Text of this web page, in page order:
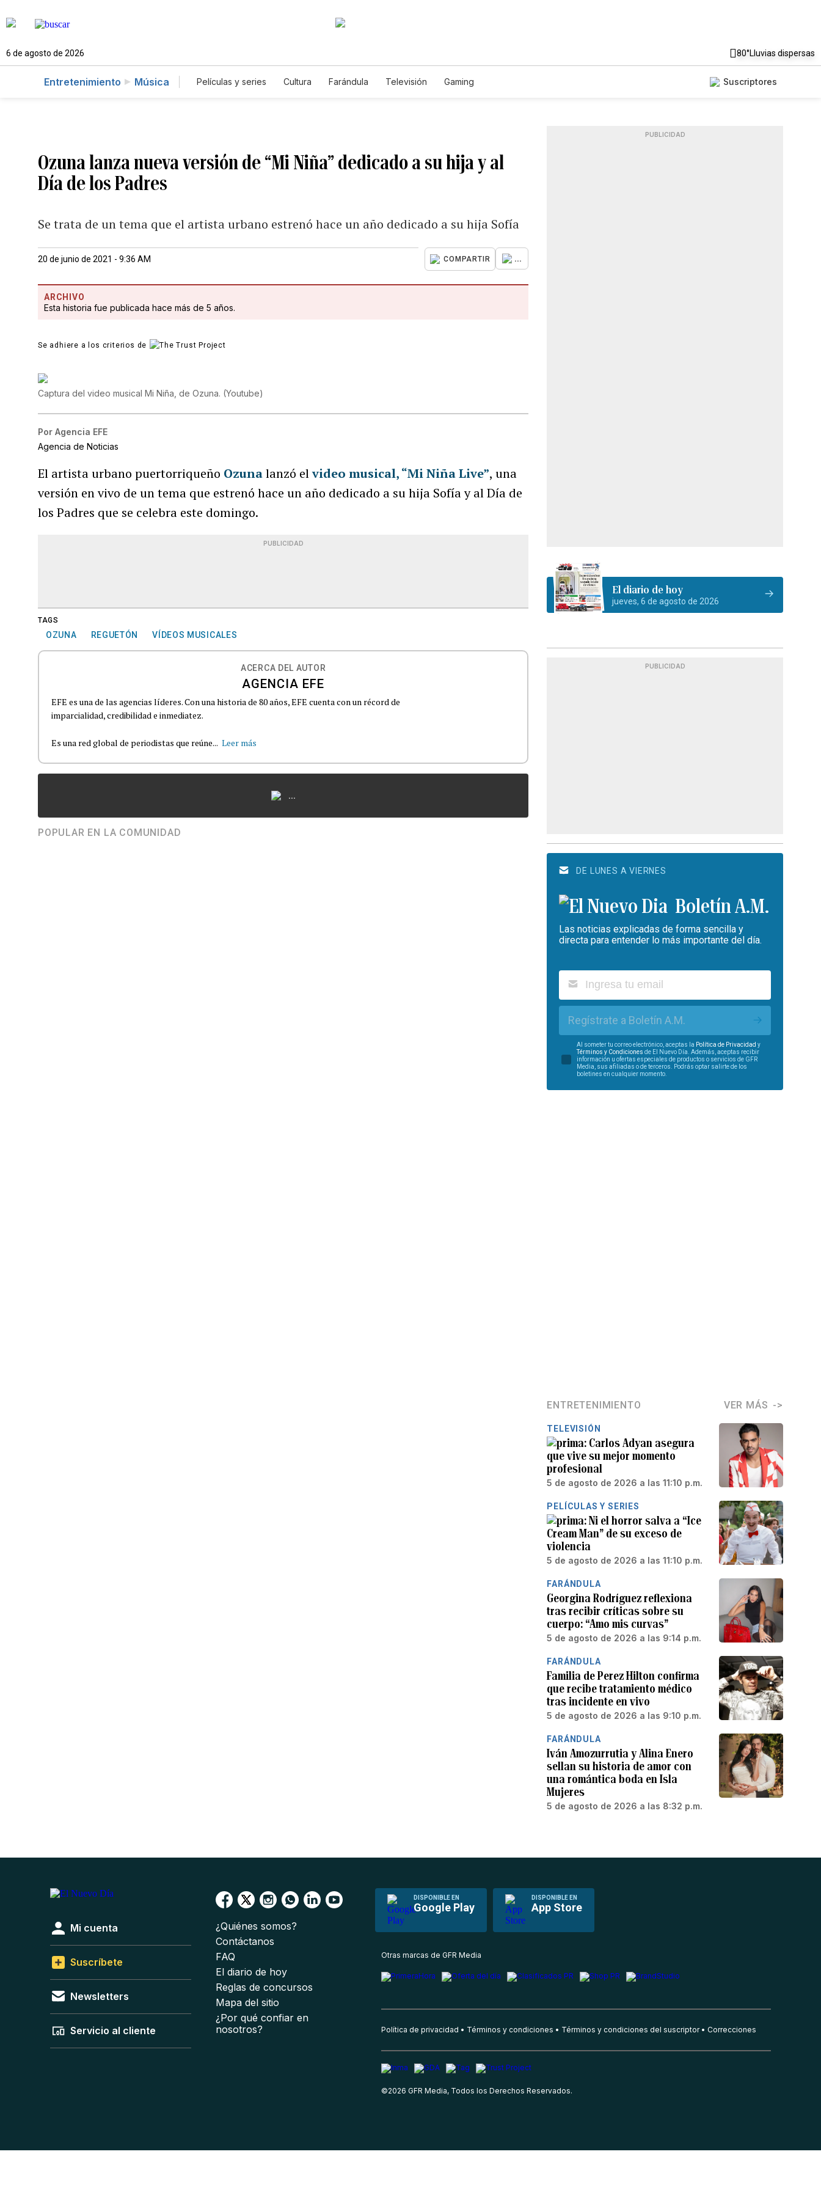
6 de agosto de 2026 80°Lluvias dispersas
Entretenimiento Música Películas y series Cultura Farándula Televisión Gaming Suscriptores
Ozuna lanza nueva versión de “Mi Niña” dedicado a su hija y al
Día de los Padres
Se trata de un tema que el artista urbano estrenó hace un año dedicado a su hija Sofía
20 de junio de 2021 - 9:36 AM COMPARTIR ...
ARCHIVO
Esta historia fue publicada hace más de 5 años.
Se adhiere a los criterios de
Captura del video musical Mi Niña, de Ozuna. (Youtube)
Por Agencia EFE
Agencia de Noticias
El artista urbano puertorriqueño Ozunalanzó elvideo musical, “Mi Niña Live”, una
versión en vivo de un tema que estrenó hace un año dedicado a su hija Sofía y al Día de
los Padres que se celebra este domingo.
PUBLICIDAD
TAGS
OZUNA REGUETÓN VÍDEOS MUSICALES
ACERCA DEL AUTOR
AGENCIA EFE
EFE es una de las agencias líderes. Con una historia de 80 años, EFE cuenta con un récord de
imparcialidad, credibilidad e inmediatez.
Es una red global de periodistas que reúne... Leer más
...
POPULAR EN LA COMUNIDAD
PUBLICIDAD
El diario de hoy
jueves, 6 de agosto de 2026
PUBLICIDAD
DE LUNES A VIERNES
Boletín A.M.
Las noticias explicadas de forma sencilla y
directa para entender lo más importante del día.
Regístrate a Boletín A.M.
Al someter tu correo electrónico, aceptas la Política de Privacidad y
Términos y Condiciones de El Nuevo Día. Además, aceptas recibir
información u ofertas especiales de productos o servicios de GFR
Media, sus afiliadas o de terceros. Podrás optar salirte de los
boletines en cualquier momento.
ENTRETENIMIENTO VER MÁS
TELEVISIÓN
Carlos Adyan asegura
que vive su mejor momento
profesional
5 de agosto de 2026 a las 11:10 p.m.
PELÍCULAS Y SERIES
Ni el horror salva a “Ice
Cream Man” de su exceso de
violencia
5 de agosto de 2026 a las 11:10 p.m.
FARÁNDULA
Georgina Rodríguez reflexiona
tras recibir críticas sobre su
cuerpo: “Amo mis curvas”
5 de agosto de 2026 a las 9:14 p.m.
FARÁNDULA
Familia de Perez Hilton confirma
que recibe tratamiento médico
tras incidente en vivo
5 de agosto de 2026 a las 9:10 p.m.
FARÁNDULA
Iván Amozurrutia y Alina Enero
sellan su historia de amor con
una romántica boda en Isla
Mujeres
5 de agosto de 2026 a las 8:32 p.m.
DISPONIBLE EN
Google Play
DISPONIBLE EN
App Store
Mi cuenta
Suscríbete
Newsletters
Servicio al cliente
¿Quiénes somos?
Contáctanos
FAQ
El diario de hoy
Reglas de concursos
Mapa del sitio
¿Por qué confiar en
nosotros?
Otras marcas de GFR Media
Política de privacidad Términos y condiciones Términos y condiciones del suscriptor Correcciones
©2026 GFR Media, Todos los Derechos Reservados.